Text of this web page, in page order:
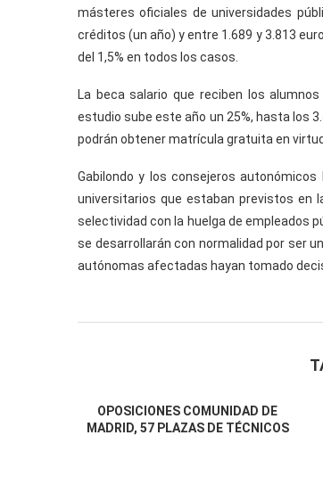
másteres oficiales de universidades
créditos (un año) y entre 1.689 y 3.813
del 1,5% en todos los casos.
La beca salario que reciben los
estudio sube este año un 25%, hasta los
podrán obtener matrícula gratuita en
Gabilondo y los consejeros
universitarios que estaban previstos en
selectividad con la huelga de empleados
se desarrollarán con normalidad por ser
autónomas afectadas hayan tomado
OPOSICIONES COMUNIDAD DE
MADRID, 57 PLAZAS DE TÉCNICOS